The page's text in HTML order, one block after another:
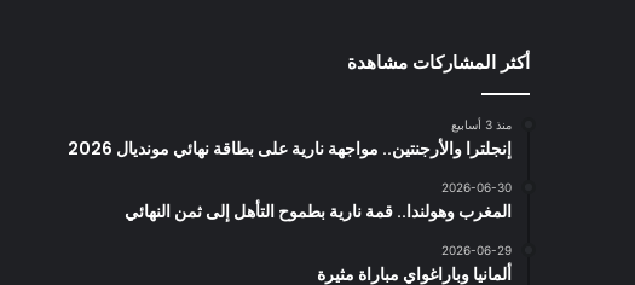
أكثر المشاركات مشاهدة
منذ 3 أسابيع
إنجلترا والأرجنتين.. مواجهة نارية على بطاقة نهائي مونديال 2026
2026-06-30
المغرب وهولندا.. قمة نارية بطموح التأهل إلى ثمن النهائي
2026-06-29
ألمانيا وباراغواي مباراة مثيرة